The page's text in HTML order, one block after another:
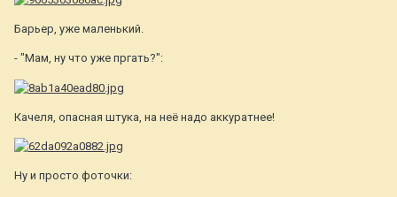
Барьер, уже маленький.
- "Мам, ну что уже пргать?":
Качеля, опасная штука, на неё надо аккуратнее!
Ну и просто фоточки: